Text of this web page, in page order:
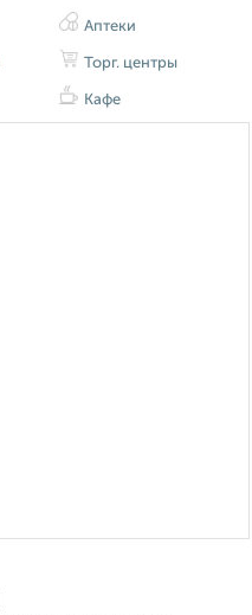
Аптеки
Торг. центры
Кафе